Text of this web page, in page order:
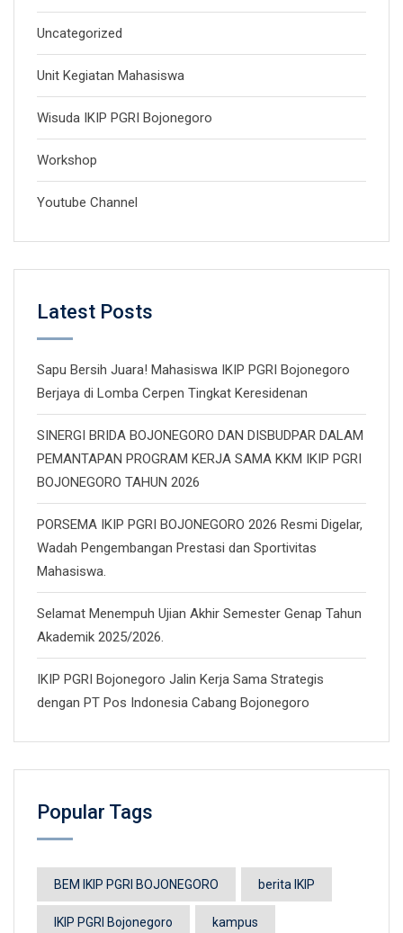
Uncategorized
Unit Kegiatan Mahasiswa
Wisuda IKIP PGRI Bojonegoro
Workshop
Youtube Channel
Latest Posts
Sapu Bersih Juara! Mahasiswa IKIP PGRI Bojonegoro
Berjaya di Lomba Cerpen Tingkat Keresidenan
SINERGI BRIDA BOJONEGORO DAN DISBUDPAR DALAM
PEMANTAPAN PROGRAM KERJA SAMA KKM IKIP PGRI
BOJONEGORO TAHUN 2026
PORSEMA IKIP PGRI BOJONEGORO 2026 Resmi Digelar,
Wadah Pengembangan Prestasi dan Sportivitas
Mahasiswa.
Selamat Menempuh Ujian Akhir Semester Genap Tahun
Akademik 2025/2026.
IKIP PGRI Bojonegoro Jalin Kerja Sama Strategis
dengan PT Pos Indonesia Cabang Bojonegoro
Popular Tags
BEM IKIP PGRI BOJONEGORO berita IKIP
IKIP PGRI Bojonegoro kampus